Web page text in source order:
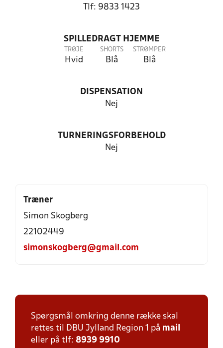
Tlf: 9833 1423
SPILLEDRAGT HJEMME
TRØJE
Hvid
SHORTS
Blå
STRØMPER
Blå
DISPENSATION
Nej
TURNERINGSFORBEHOLD
Nej
Træner
Simon Skogberg
22102449
simonskogberg@gmail.com
Spørgsmål omkring denne række skal
rettes til DBU Jylland Region 1 på mail
eller på tlf: 8939 9910